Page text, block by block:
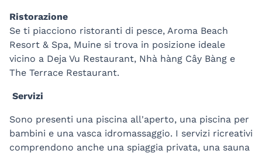
Ristorazione
Se ti piacciono ristoranti di pesce, Aroma Beach
Resort & Spa, Muine si trova in posizione ideale
vicino a Deja Vu Restaurant, Nhà hàng Cây Bàng e
The Terrace Restaurant.
Servizi
Sono presenti una piscina all'aperto, una piscina per
bambini e una vasca idromassaggio. I servizi ricreativi
comprendono anche una spiaggia privata, una sauna